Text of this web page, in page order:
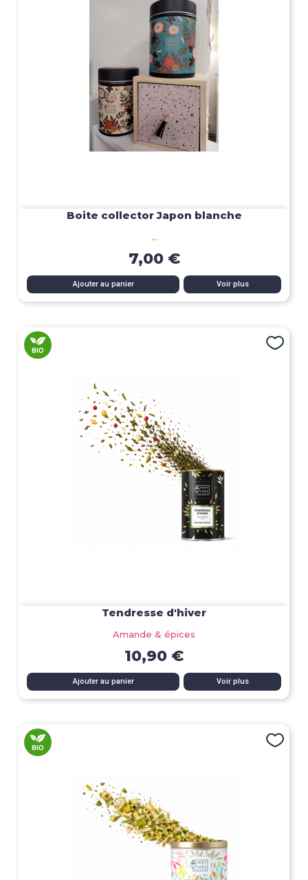
Boite collector Japon blanche
...
7,00 €
Ajouter au panier Voir plus
Tendresse d'hiver
Amande & épices
10,90 €
Ajouter au panier Voir plus